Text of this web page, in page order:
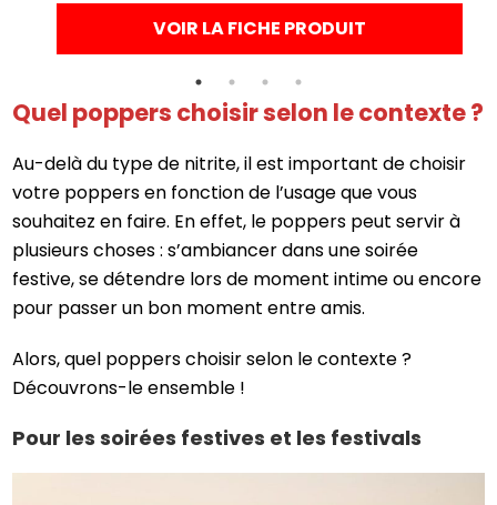
VOIR LA FICHE PRODUIT
Quel poppers choisir selon le contexte ?
Au-delà du type de nitrite, il est important de choisir
votre poppers en fonction de l’usage que vous
souhaitez en faire. En effet, le poppers peut servir à
plusieurs choses : s’ambiancer dans une soirée
festive, se détendre lors de moment intime ou encore
pour passer un bon moment entre amis.
Alors, quel poppers choisir selon le contexte ?
Découvrons-le ensemble !
Pour les soirées festives et les festivals